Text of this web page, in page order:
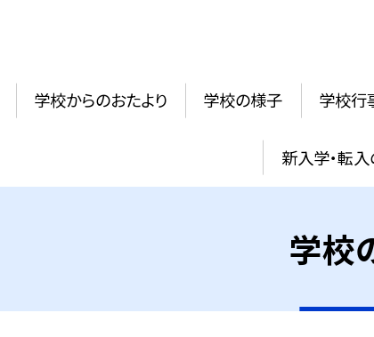
学校からのおたより 学校の様子 学校行
新入学・転
学校